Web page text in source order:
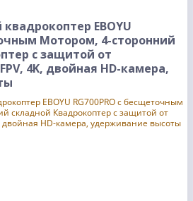
EBOYU
Мотором, 4-сторонний
с защитой от
4K, двойная HD-камера,